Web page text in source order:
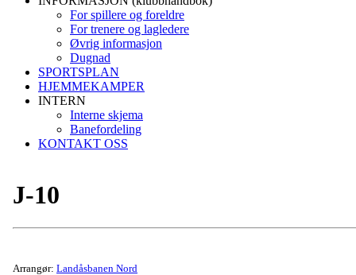
For spillere og foreldre
For trenere og lagledere
Øvrig informasjon
Dugnad
SPORTSPLAN
HJEMMEKAMPER
INTERN
Interne skjema
Banefordeling
KONTAKT OSS
J-10
Arrangør: Landåsbanen Nord